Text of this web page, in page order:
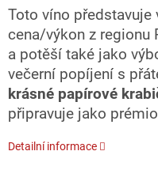
Toto víno
cena/výkon z regionu
a potěší také jako
večerní popíjení s
krásné papírové
připravuje jako
Detailní informace